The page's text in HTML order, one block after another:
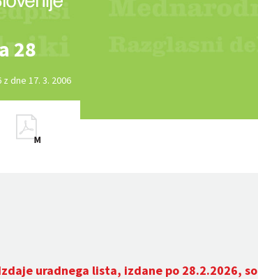
28
dne 17. 3. 2006
uradnega lista, izdane po 28.2.2026, so